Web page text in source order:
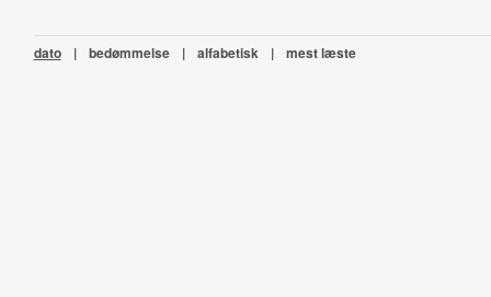
dato | bedømmelse | alfabetisk | mest læste